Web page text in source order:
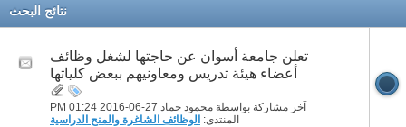
نتائج البحث
تعلن جامعة أسوان عن حاجتها لشغل وظائف
أعضاء هيئة تدريس ومعاونيهم ببعض كلياتها
آخر مشاركة بواسطة محمود حماد 27-06-2016
01:24 PM
المنتدى: الوظائف الشاغرة والمنح الدراسية